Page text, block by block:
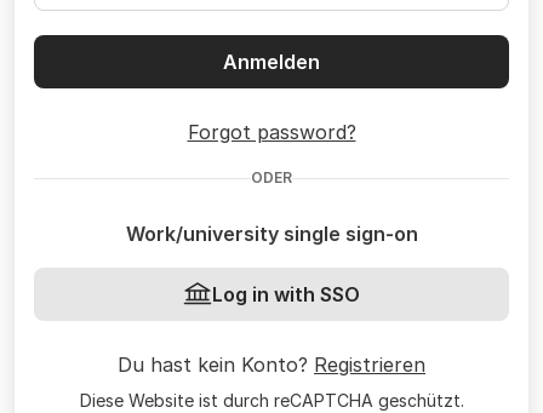
Anmelden
Forgot password?
ODER
Work/university single sign-on
Log in with SSO
Du hast kein Konto? Registrieren
Diese Website ist durch reCAPTCHA geschützt.